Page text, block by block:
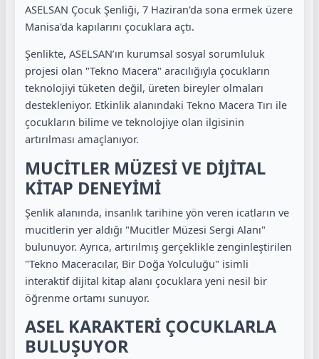
ASELSAN Çocuk Şenliği, 7 Haziran'da sona ermek üzere
Manisa'da kapılarını çocuklara açtı.
Şenlikte, ASELSAN’ın kurumsal sosyal sorumluluk
projesi olan "Tekno Macera" aracılığıyla çocukların
teknolojiyi tüketen değil, üreten bireyler olmaları
destekleniyor. Etkinlik alanındaki Tekno Macera Tırı ile
çocukların bilime ve teknolojiye olan ilgisinin
artırılması amaçlanıyor.
MUCİTLER MÜZESİ VE DİJİTAL
KİTAP DENEYİMİ
Şenlik alanında, insanlık tarihine yön veren icatların ve
mucitlerin yer aldığı "Mucitler Müzesi Sergi Alanı"
bulunuyor. Ayrıca, artırılmış gerçeklikle zenginleştirilen
"Tekno Maceracılar, Bir Doğa Yolculuğu" isimli
interaktif dijital kitap alanı çocuklara yeni nesil bir
öğrenme ortamı sunuyor.
ASEL KARAKTERİ ÇOCUKLARLA
BULUŞUYOR